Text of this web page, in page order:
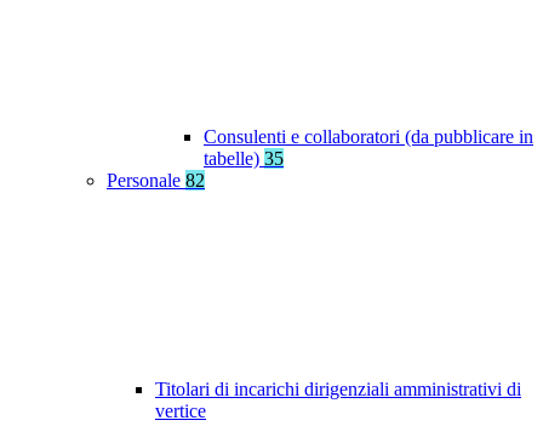
Consulenti e collaboratori (da pubblicare in
tabelle) 35
Personale 82
Titolari di incarichi dirigenziali amministrativi di
vertice